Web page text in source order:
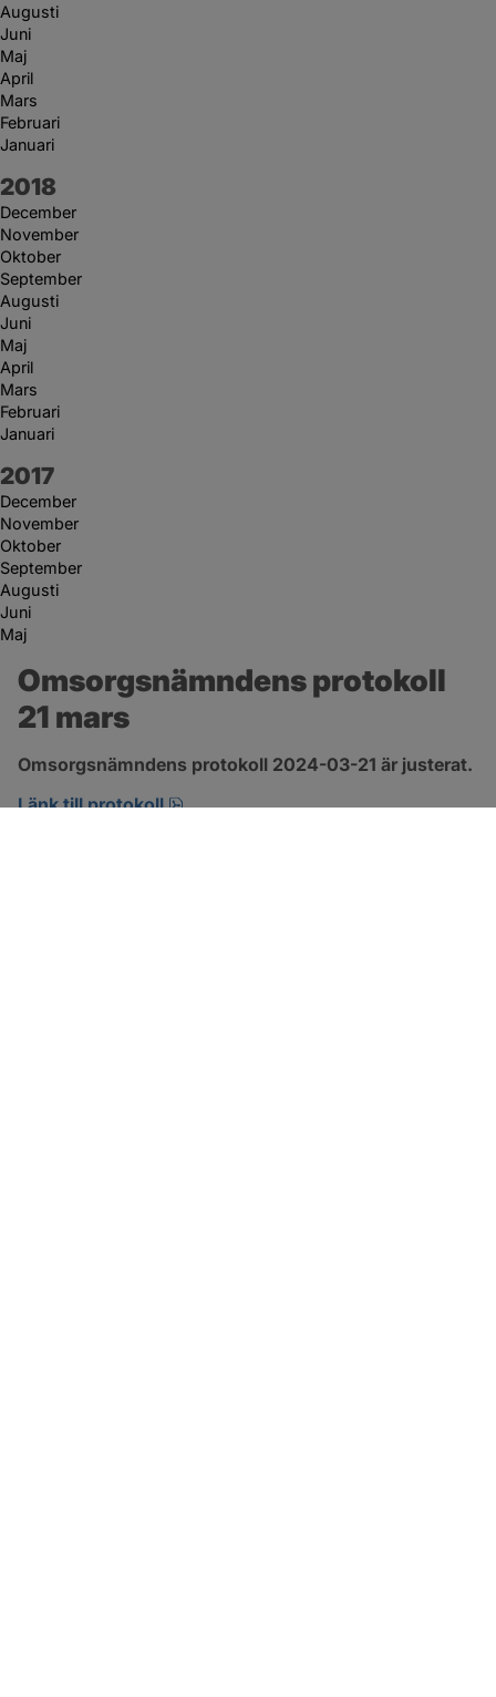
Augusti
Juni
Maj
April
Mars
Februari
Januari
År:
2018
December
November
Oktober
September
Augusti
Juni
Maj
April
Mars
Februari
Januari
År:
2017
December
November
Oktober
September
Augusti
Juni
Maj
Omsorgsnämndens protokoll
21 mars
Omsorgsnämndens protokoll 2024-03-21 är justerat.
Länk till protokoll
pdf, 274.2 kB, öppnas i nytt fönster.